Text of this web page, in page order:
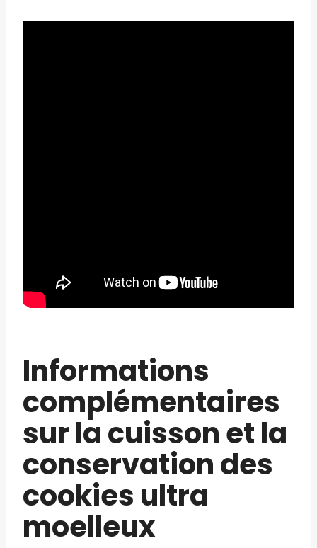
Informations
complémentaires
sur la cuisson et la
conservation des
cookies ultra
moelleux